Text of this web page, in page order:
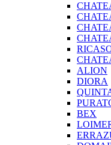
ALION
DIORA
BEX